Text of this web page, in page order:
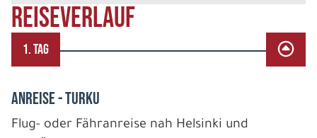
REISEVERLAUF
1. TAG
ANREISE - TURKU
Flug- oder Fähranreise nah Helsinki und